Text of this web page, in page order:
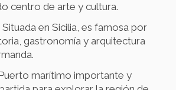
centro de arte y cultura.
Situada en Sicilia, es famosa por
gastronomía y arquitectura
marítimo importante y